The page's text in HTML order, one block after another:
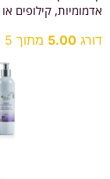
אדמומיות, קילופים
דורג 5.00 מתוך 5